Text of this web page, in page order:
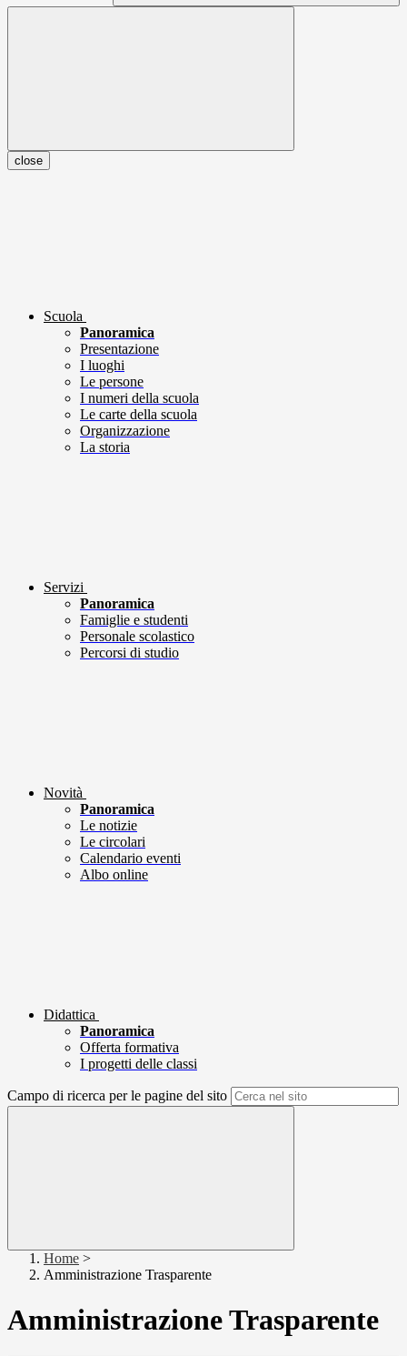
close
Scuola
Panoramica
Presentazione
I luoghi
Le persone
I numeri della scuola
Le carte della scuola
Organizzazione
La storia
Servizi
Panoramica
Famiglie e studenti
Personale scolastico
Percorsi di studio
Novità
Panoramica
Le notizie
Le circolari
Calendario eventi
Albo online
Didattica
Panoramica
Offerta formativa
I progetti delle classi
Campo di ricerca per le pagine del sito
Home >
Amministrazione Trasparente
Amministrazione Trasparente